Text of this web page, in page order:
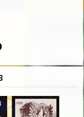
Sienkiewicza